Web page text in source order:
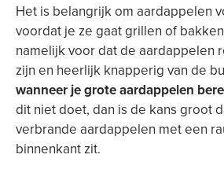
Het is belangrijk om aardappelen
voordat je ze gaat grillen of
namelijk voor dat de aardappelen
zijn en heerlijk knapperig van de
wanneer je grote aardappelen
dit niet doet, dan is de kans groot
verbrande aardappelen met een
binnenkant zit.